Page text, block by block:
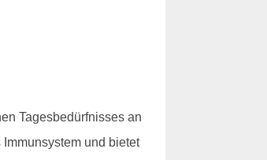
Tagesbedürfnisses an
und bietet